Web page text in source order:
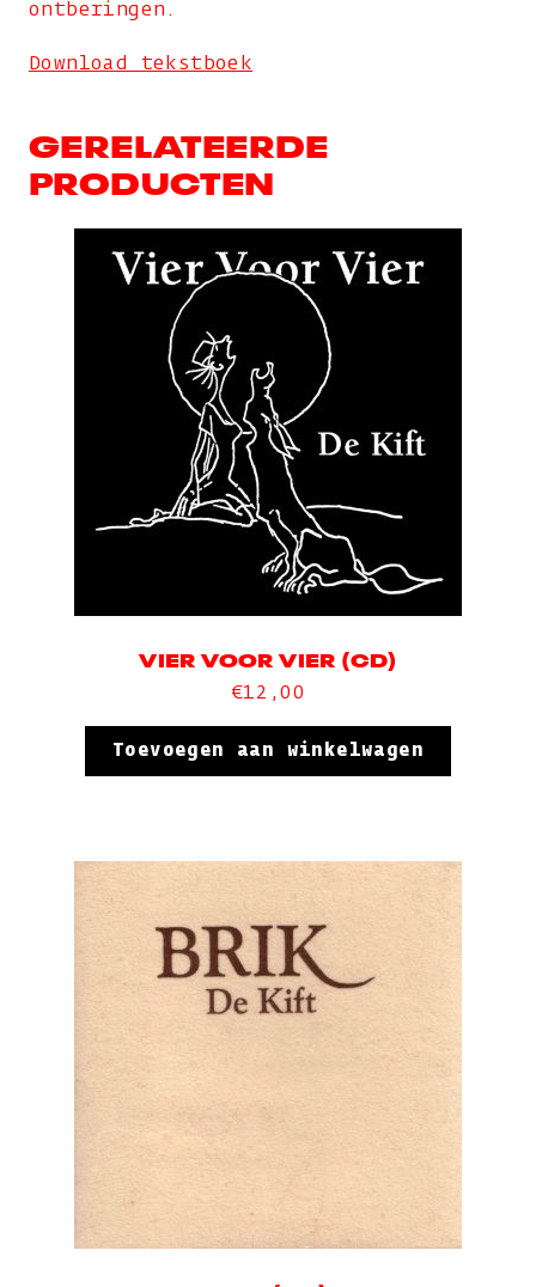
ontberingen.
Download tekstboek
GERELATEERDE
PRODUCTEN
VIER VOOR VIER (CD)
€12,00
Toevoegen aan winkelwagen